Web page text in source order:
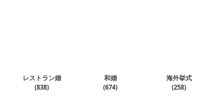
レストラン婚
(838)
和婚
(674)
海外挙式
(258)